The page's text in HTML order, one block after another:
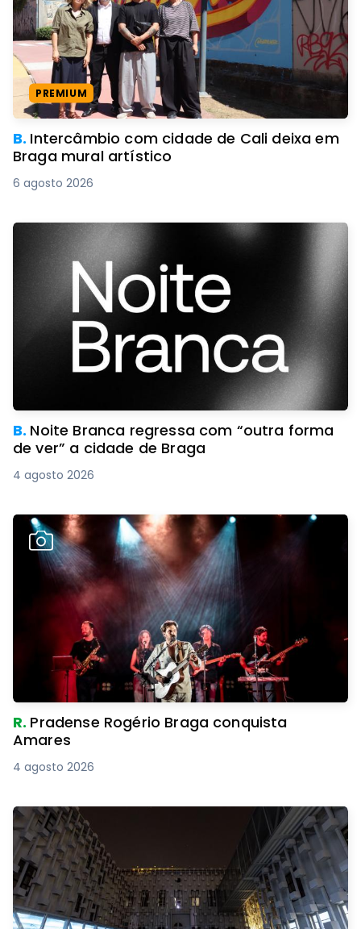
PREMIUM
B. Intercâmbio com cidade de Cali deixa em
Braga mural artístico
6 agosto 2026
B. Noite Branca regressa com “outra forma
de ver” a cidade de Braga
4 agosto 2026
R. Pradense Rogério Braga conquista
Amares
4 agosto 2026